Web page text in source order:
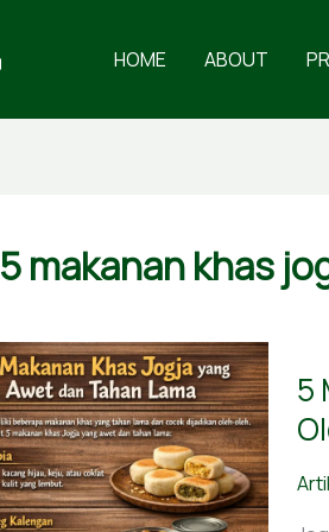
HOME ABOUT
5 makanan khas
5
Khas
dan